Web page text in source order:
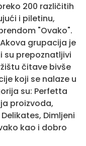
200 različitih
i piletinu,
"Ovako".
grupacija je
su prepoznatljivi
čitave bivše
koji se nalaze u
su: Perfetta
proizvoda,
Dimljeni
kao i dobro